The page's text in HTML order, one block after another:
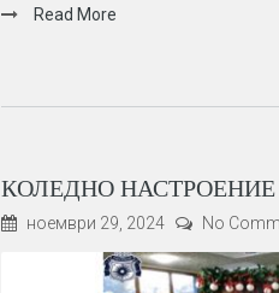
Read More
КОЛЕДНО НАСТРОЕНИЕ
ноември 29, 2024 No